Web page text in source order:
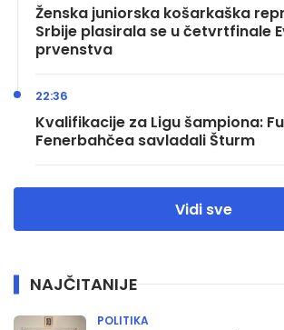
Ženska juniorska košarkaška
Srbije plasirala se u četvrtfinale
prvenstva
Kvalifikacije za Ligu šampiona:
Fenerbahčea savladali Šturm
22:36
Vidi sve
NAJČITANIJE
POLITIKA